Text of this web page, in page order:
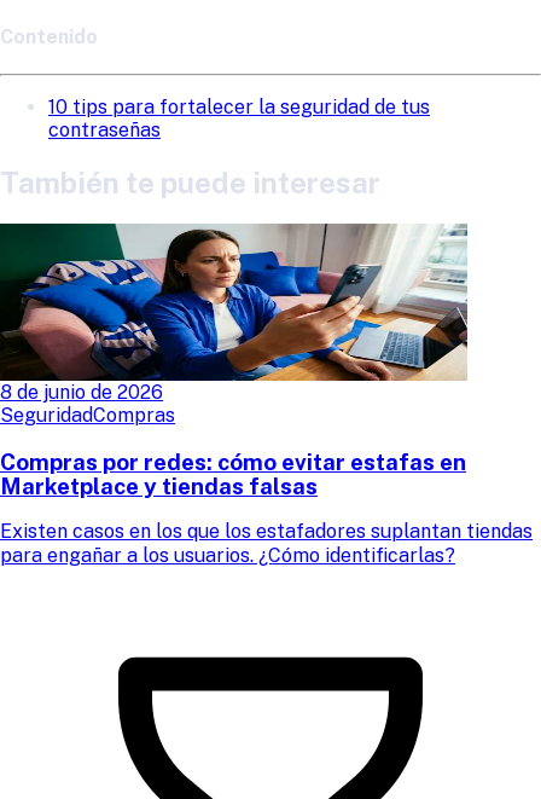
Contenido
10 tips para fortalecer la seguridad de tus
contraseñas
También te puede interesar
8 de junio de 2026
SeguridadCompras
Compras por redes: cómo evitar estafas en
Marketplace y tiendas falsas
Existen casos en los que los estafadores suplantan tiendas
para engañar a los usuarios. ¿Cómo identificarlas?